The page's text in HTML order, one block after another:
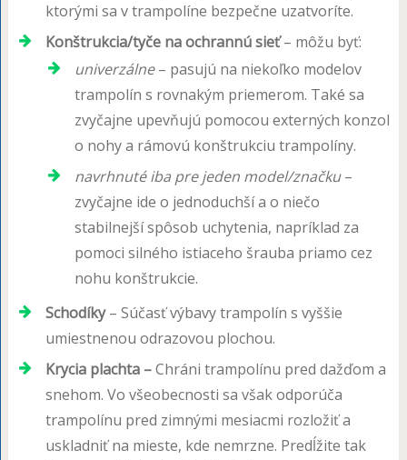
ktorými sa v trampolíne bezpečne uzatvoríte.
Konštrukcia/tyče na ochrannú sieť– môžu byť:
univerzálne– pasujú na niekoľko modelov
trampolín s rovnakým priemerom. Také sa
zvyčajne upevňujú pomocou externých konzol
o nohy a rámovú konštrukciu trampolíny.
navrhnuté iba pre jeden model/značku–
zvyčajne ide o jednoduchší a o niečo
stabilnejší spôsob uchytenia, napríklad za
pomoci silného istiaceho šrauba priamo cez
nohu konštrukcie.
Schodíky– Súčasť výbavy trampolín s vyššie
umiestnenou odrazovou plochou.
Krycia plachta –Chráni trampolínu pred dažďom a
snehom. Vo všeobecnosti sa však odporúča
trampolínu pred zimnými mesiacmi rozložiť a
uskladniť na mieste, kde nemrzne. Predĺžite tak